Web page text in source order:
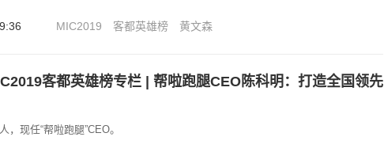
MIC2019 客都英雄榜 黄文森
客都英雄榜专栏 | 帮啦跑腿CEO陈科明：打造全国领先
，现任“帮啦跑腿”CEO。